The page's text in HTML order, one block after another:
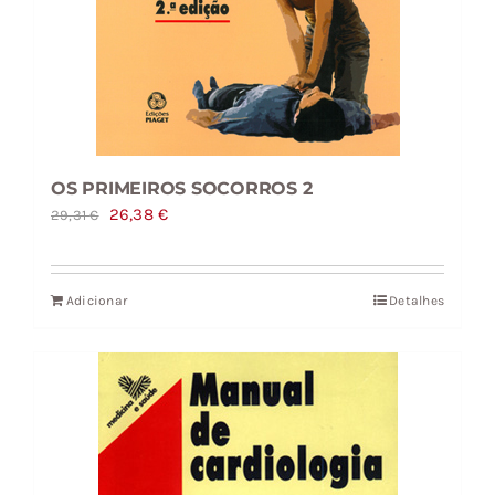
OS PRIMEIROS SOCORROS 2
29,31€
O
original
era:
26,38€O
atual
Adicionar Detalhes